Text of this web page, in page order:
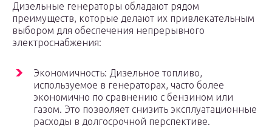
Дизельные генераторы обладают рядом
преимуществ, которые делают их привлекательным
выбором для обеспечения непрерывного
электроснабжения:
Экономичность: Дизельное топливо,
используемое в генераторах, часто более
экономично по сравнению с бензином или
газом. Это позволяет снизить эксплуатационные
расходы в долгосрочной перспективе.